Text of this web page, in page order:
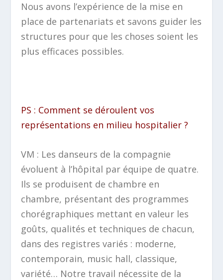
Nous avons l’expérience de la mise en
place de partenariats et savons guider les
structures pour que les choses soient les
plus efficaces possibles.
PS : Comment se déroulent vos
représentations en milieu hospitalier ?
VM : Les danseurs de la compagnie
évoluent à l’hôpital par équipe de quatre.
Ils se produisent de chambre en
chambre, présentant des programmes
chorégraphiques mettant en valeur les
goûts, qualités et techniques de chacun,
dans des registres variés : moderne,
contemporain, music hall, classique,
variété… Notre travail nécessite de la